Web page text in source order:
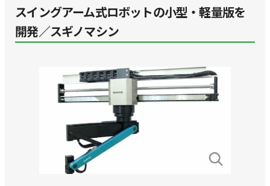
スイングアーム式ロボットの小型・軽量版を
開発／スギノマシン